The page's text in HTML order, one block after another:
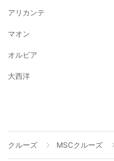
アリカンテ
マオン
オルビア
大西洋
クルーズ MSCクルーズ